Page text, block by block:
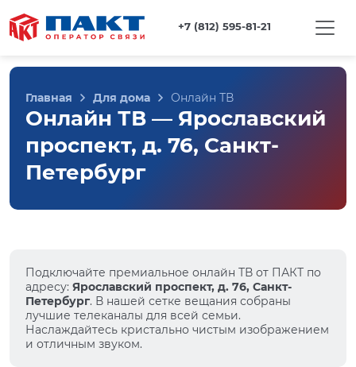
+7 (812) 595-81-21
Главная Для дома Онлайн ТВ
Онлайн ТВ — Ярославский
проспект, д. 76, Санкт-
Петербург
Подключайте премиальное онлайн ТВ от ПАКТ по
адресу: Ярославский проспект, д. 76, Санкт-
Петербург. В нашей сетке вещания собраны
лучшие телеканалы для всей семьи.
Наслаждайтесь кристально чистым изображением
и отличным звуком.